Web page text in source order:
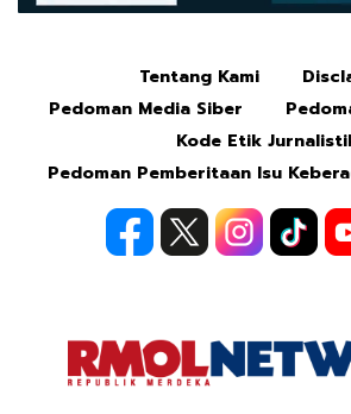
Tentang Kami
Pedoman Media Siber
Kode Etik
Pedoman Pemberitaan Isu